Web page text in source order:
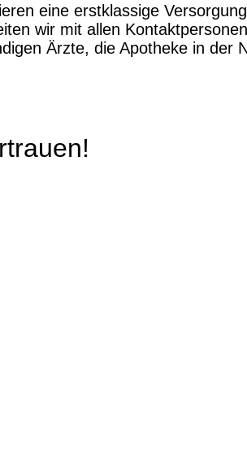
eine erstklassige
wir mit allen Kontaktpersonen
Ärzte, die Apotheke in der